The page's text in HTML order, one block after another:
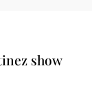
show